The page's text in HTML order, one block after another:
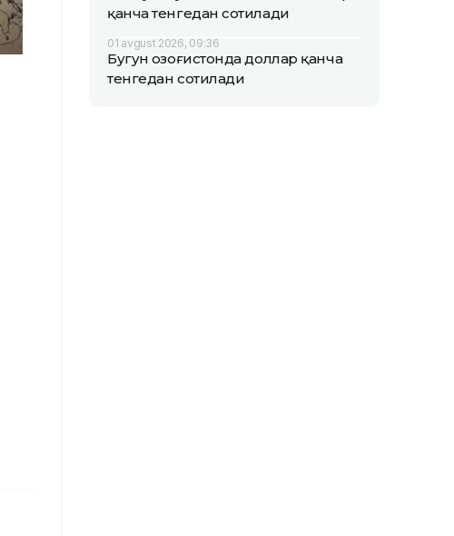
қанча тенгедан сотилади
01 avgust 2026, 09:36
Бугун Қозоғистонда доллар қанча
тенгедан сотилади